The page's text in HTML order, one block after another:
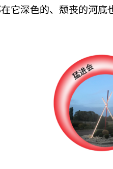
它深色的、颓丧的河底